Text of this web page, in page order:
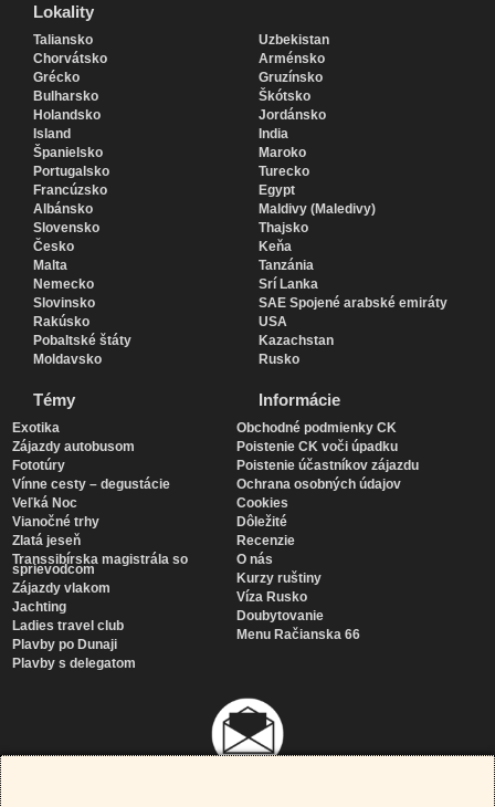
Lokality
Taliansko
Chorvátsko
Grécko
Bulharsko
Holandsko
Island
Španielsko
Portugalsko
Francúzsko
Albánsko
Slovensko
Česko
Malta
Nemecko
Slovinsko
Rakúsko
Pobaltské štáty
Moldavsko
Uzbekistan
Arménsko
Gruzínsko
Škótsko
Jordánsko
India
Maroko
Turecko
Egypt
Maldivy (Maledivy)
Thajsko
Keňa
Tanzánia
Srí Lanka
SAE Spojené arabské emiráty
USA
Kazachstan
Rusko
Témy
Exotika
Zájazdy autobusom
Fototúry
Vínne cesty – degustácie
Veľká Noc
Vianočné trhy
Zlatá jeseň
Transsibírska magistrála so
sprievodcom
Zájazdy vlakom
Jachting
Ladies travel club
Plavby po Dunaji
Plavby s delegatom
Informácie
Obchodné podmienky CK
Poistenie CK voči úpadku
Poistenie účastníkov zájazdu
Ochrana osobných údajov
Cookies
Dôležité
Recenzie
O nás
Kurzy ruštiny
Víza Rusko
Doubytovanie
Menu Račianska 66